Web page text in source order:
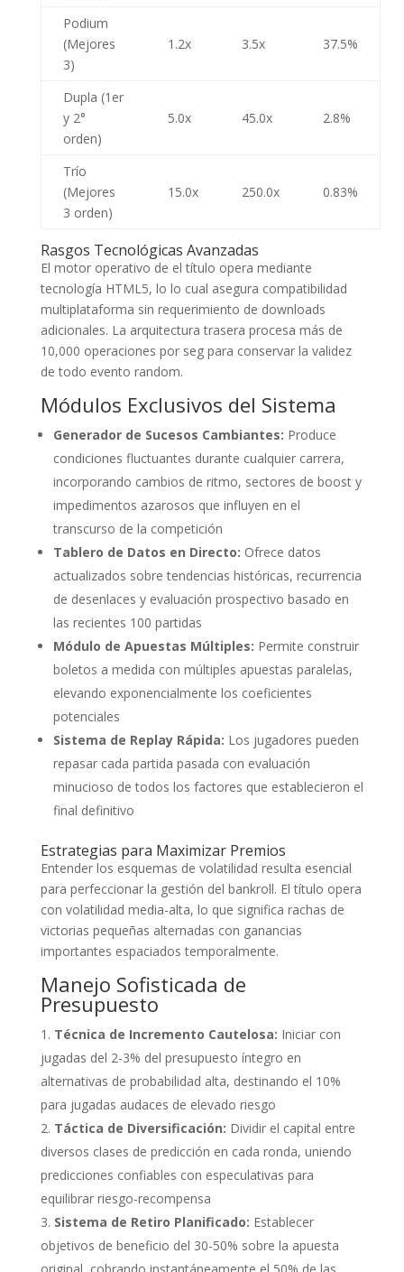
Podium
(Mejores
3)
1.2x 3.5x 37.5%
Dupla (1er
y 2°
orden)
5.0x 45.0x 2.8%
Trío
(Mejores
3 orden)
15.0x 250.0x 0.83%
Rasgos Tecnológicas Avanzadas
El motor operativo de el título opera mediante
tecnología HTML5, lo lo cual asegura compatibilidad
multiplataforma sin requerimiento de downloads
adicionales. La arquitectura trasera procesa más de
10,000 operaciones por seg para conservar la validez
de todo evento random.
Módulos Exclusivos del Sistema
Generador de Sucesos Cambiantes: Produce
condiciones fluctuantes durante cualquier carrera,
incorporando cambios de ritmo, sectores de boost y
impedimentos azarosos que influyen en el
transcurso de la competición
Tablero de Datos en Directo: Ofrece datos
actualizados sobre tendencias históricas, recurrencia
de desenlaces y evaluación prospectivo basado en
las recientes 100 partidas
Módulo de Apuestas Múltiples: Permite construir
boletos a medida con múltiples apuestas paralelas,
elevando exponencialmente los coeficientes
potenciales
Sistema de Replay Rápida: Los jugadores pueden
repasar cada partida pasada con evaluación
minucioso de todos los factores que establecieron el
final definitivo
Estrategias para Maximizar Premios
Entender los esquemas de volatilidad resulta esencial
para perfeccionar la gestión del bankroll. El título opera
con volatilidad media-alta, lo que significa rachas de
victorias pequeñas alternadas con ganancias
importantes espaciados temporalmente.
Manejo Sofisticada de
Presupuesto
Técnica de Incremento Cautelosa: Iniciar con
jugadas del 2-3% del presupuesto íntegro en
alternativas de probabilidad alta, destinando el 10%
para jugadas audaces de elevado riesgo
Táctica de Diversificación: Dividir el capital entre
diversos clases de predicción en cada ronda, uniendo
predicciones confiables con especulativas para
equilibrar riesgo-recompensa
Sistema de Retiro Planificado: Establecer
objetivos de beneficio del 30-50% sobre la apuesta